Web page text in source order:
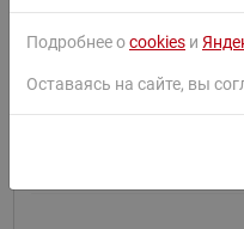
Danfoss
Подробнее оcookies и
Оставаясь на сайте, вы